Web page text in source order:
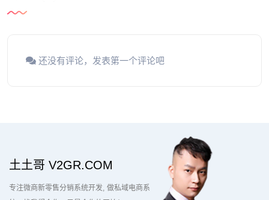
还没有评论，发表第一个评论吧
土土哥 V2GR.COM
专注微商新零售分销系统开发 做私域电商系